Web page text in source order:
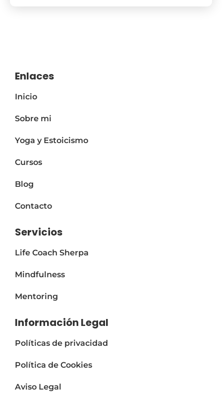
Enlaces
Inicio
Sobre mi
Yoga y Estoicismo
Cursos
Blog
Contacto
Servicios
Life Coach Sherpa
Mindfulness
Mentoring
Información Legal
Políticas de privacidad
Política de Cookies
Aviso Legal